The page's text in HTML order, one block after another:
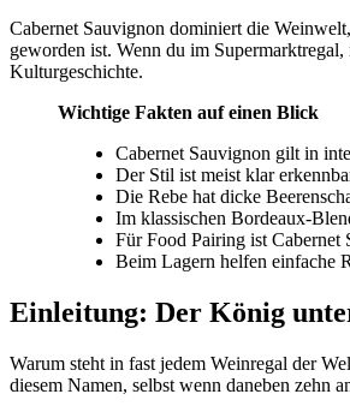
Cabernet Sauvignon dominiert die
geworden ist. Wenn du im
Kulturgeschichte.
Wichtige Fakten auf einen Blick
Cabernet Sauvignon gilt in
Der Stil ist meist klar
Die Rebe hat dicke
Im klassischen Bordeaux-
Für Food Pairing ist Cabernet
Beim Lagern helfen einfache
Einleitung: Der König
Warum steht in fast jedem Weinregal der
diesem Namen, selbst wenn daneben zehn